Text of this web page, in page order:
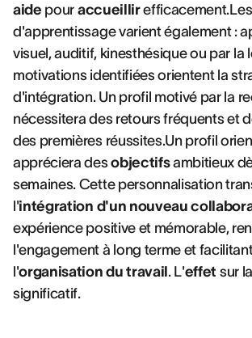
aide pour accueillir
d'apprentissage varient également :
visuel, auditif, kinesthésique ou par la
motivations identifiées orientent la
d'intégration. Un profil motivé par la
nécessitera des retours fréquents et
des premières réussites.Un profil
appréciera desobjectifsambitieux
semaines. Cette personnalisation
l'intégration d'un nouveau
expérience positive et mémorable,
l'engagement à long terme et
l'organisation du travail. L'effet sur
significatif.